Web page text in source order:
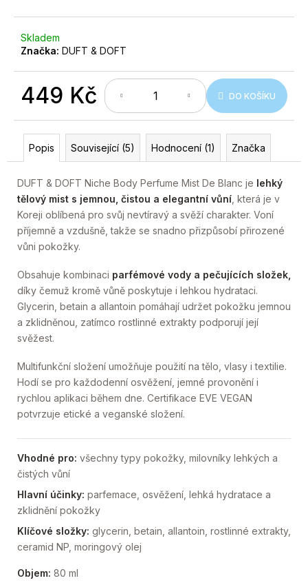
Skladem
Značka: DUFT & DOFT
449 Kč DO KOŠÍKU
Popis Související (5) Hodnocení (1) Značka
DUFT & DOFT Niche Body Perfume Mist De Blanc je lehký
tělový mist s jemnou, čistou a elegantní vůní , která je v
Koreji oblíbená pro svůj nevtíravý a svěží charakter. Voní
příjemně a vzdušně, takže se snadno přizpůsobí přirozené
vůni pokožky.
Obsahuje kombinaci parfémové vody a pečujících složek,
díky čemuž kromě vůně poskytuje i lehkou hydrataci.
Glycerin, betain a allantoin pomáhají udržet pokožku jemnou
a zklidněnou, zatímco rostlinné extrakty podporují její
svěžest.
Multifunkční složení umožňuje použití na tělo, vlasy i textilie.
Hodí se pro každodenní osvěžení, jemné provonění i
rychlou aplikaci během dne. Certifikace EVE VEGAN
potvrzuje etické a veganské složení.
Vhodné pro: všechny typy pokožky, milovníky lehkých a
čistých vůní
Hlavní účinky: parfemace, osvěžení, lehká hydratace a
zklidnění pokožky
Klíčové složky: glycerin, betain, allantoin, rostlinné extrakty,
ceramid NP, moringový olej
Objem: 80 ml
e
m
e